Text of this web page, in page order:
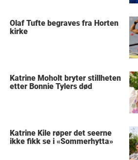
Olaf Tufte begraves fra Horten
kirke
Katrine Moholt bryter stillheten
etter Bonnie Tylers død
Katrine Kile røper det seerne
ikke fikk se i «Sommerhytta»